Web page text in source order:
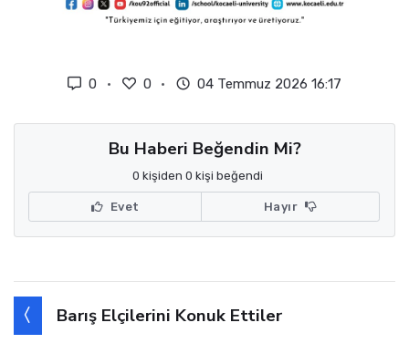
0 0 04 Temmuz 2026 16:17
Bu Haberi Beğendin Mi?
0 kişiden 0 kişi beğendi
Evet Hayır
Barış Elçilerini Konuk Ettiler